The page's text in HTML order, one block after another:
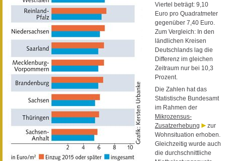
Viertel beträgt: 9,10
Euro pro Quadratmeter
gegenüber 7,40 Euro.
Zum Vergleich: In den
ländlichen Kreisen
Deutschlands lag die
Differenz im gleichen
Zeitraum nur bei 10,3
Prozent.
Die Zahlen hat das
Statistische Bundesamt
im Rahmen der
Mikrozensus-
Zusatzerhebung
zur
Wohnsituation erhoben.
Gleichzeitig wurde auch
die durchschnittliche